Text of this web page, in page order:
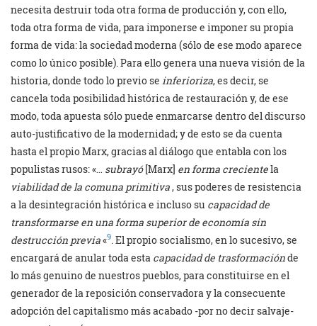
necesita destruir toda otra forma de producción y, con ello,
toda otra forma de vida, para imponerse e imponer su propia
forma de vida: la sociedad moderna (sólo de ese modo aparece
como lo único posible). Para ello genera una nueva visión de la
historia, donde todo lo previo se inferioriza, es decir, se
cancela toda posibilidad histórica de restauración y, de ese
modo, toda apuesta sólo puede enmarcarse dentro del discurso
auto-justificativo de la modernidad; y de esto se da cuenta
hasta el propio Marx, gracias al diálogo que entabla con los
populistas rusos: «… subrayó[Marx] en forma crecientela
viabilidad de la comuna primitiva, sus poderes de resistencia
a la desintegración histórica e incluso su capacidad de
transformarse en una forma superior de economía sin
destrucción previa«9 . El propio socialismo, en lo sucesivo, se
encargará de anular toda esta capacidad de trasformaciónde
lo más genuino de nuestros pueblos, para constituirse en el
generador de la reposición conservadora y la consecuente
adopción del capitalismo más acabado -por no decir salvaje-